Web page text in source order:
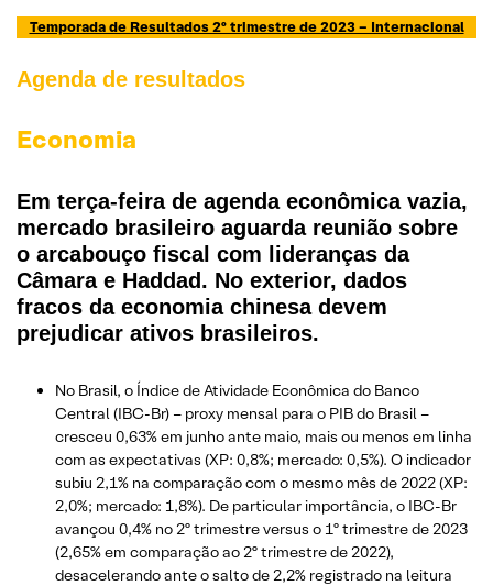
Temporada de Resultados 2º trimestre de 2023 – Internacional
Agenda de resultados
Economia
Em terça-feira de agenda econômica vazia,
mercado brasileiro aguarda reunião sobre
o arcabouço fiscal com lideranças da
Câmara e Haddad. No exterior, dados
fracos da economia chinesa devem
prejudicar ativos brasileiros.
No Brasil, o Índice de Atividade Econômica do Banco
Central (IBC-Br) – proxy mensal para o PIB do Brasil –
cresceu 0,63% em junho ante maio, mais ou menos em linha
com as expectativas (XP: 0,8%; mercado: 0,5%). O indicador
subiu 2,1% na comparação com o mesmo mês de 2022 (XP:
2,0%; mercado: 1,8%). De particular importância, o IBC-Br
avançou 0,4% no 2º trimestre versus o 1º trimestre de 2023
(2,65% em comparação ao 2º trimestre de 2022),
desacelerando ante o salto de 2,2% registrado na leitura